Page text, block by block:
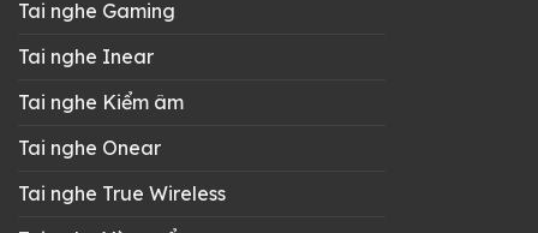
Tai nghe Gaming
Tai nghe Inear
Tai nghe Kiểm âm
Tai nghe Onear
Tai nghe True Wireless